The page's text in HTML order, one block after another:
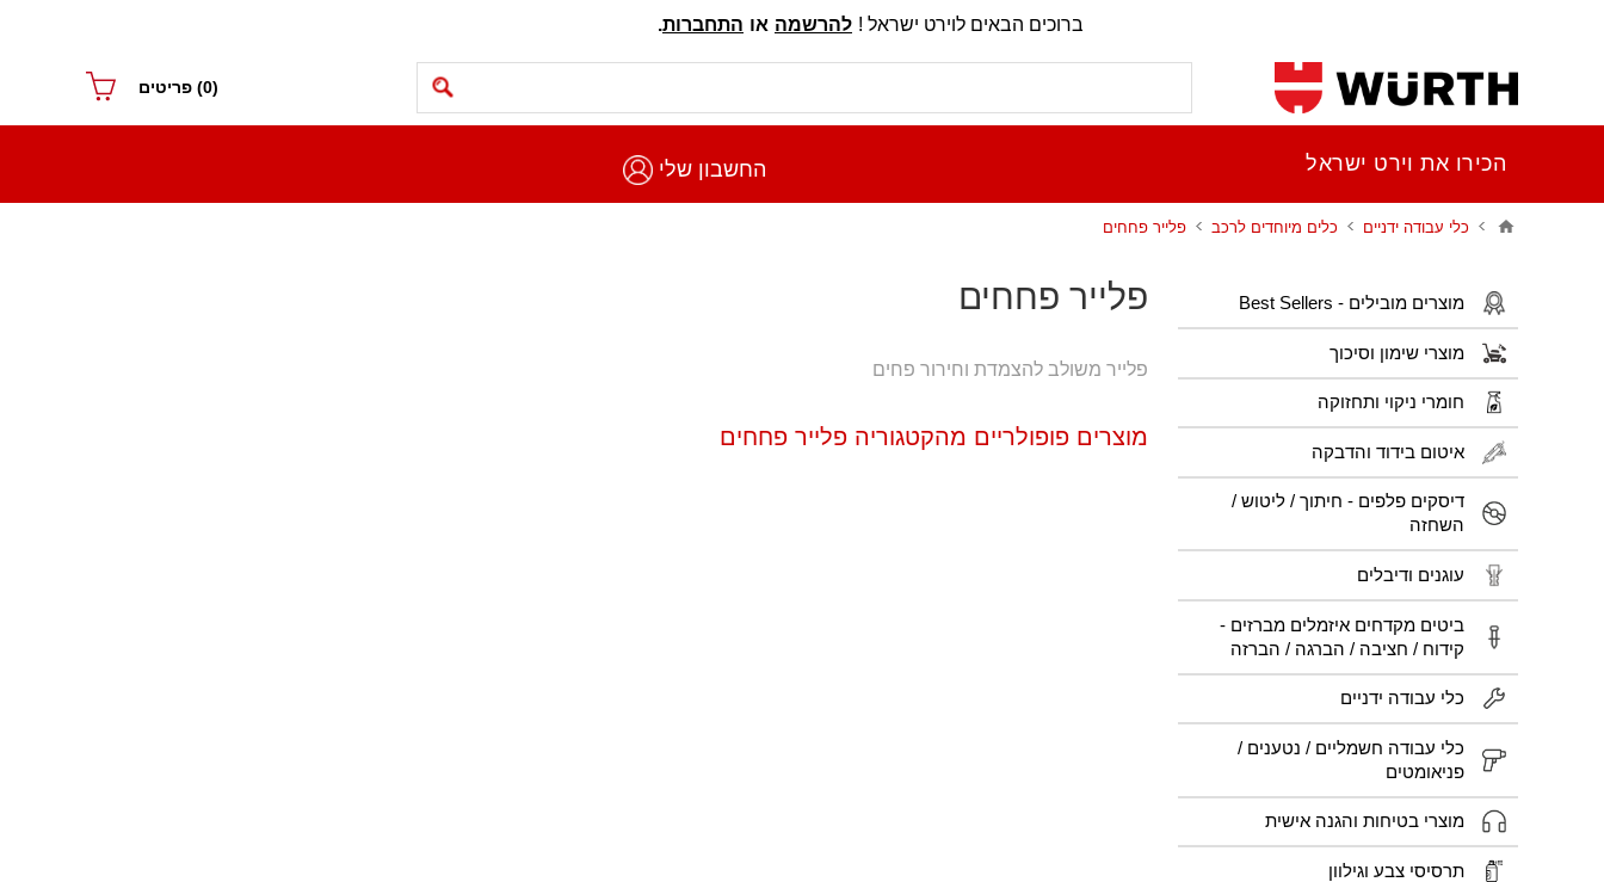
ברוכים הבאים לוירט ישראל ! להרשמה או התחברות.
(0) פריטים
מוצרים מובילים - Best Sellers
מוצרי שימון וסיכוך
חומרי ניקוי ותחזוקה
איטום בידוד והדבקה
דיסקים פלפים - חיתוך / ליטוש /
השחזה
עוגנים ודיבלים
ביטים מקדחים איזמלים מברזים -
קידוח / חציבה / הברגה / הברזה
כלי עבודה ידניים
כלי עבודה חשמליים / נטענים /
פניאומטים
מוצרי בטיחות והגנה אישית
תרסיסי צבע וגילוון
הכירו את וירט ישראל החשבון שלי
כלי עבודה ידניים כלים מיוחדים לרכב פלייר פחחים
פלייר פחחים
פלייר משולב להצמדת וחירור פחים
מוצרים פופולריים מהקטגוריה פלייר פחחים